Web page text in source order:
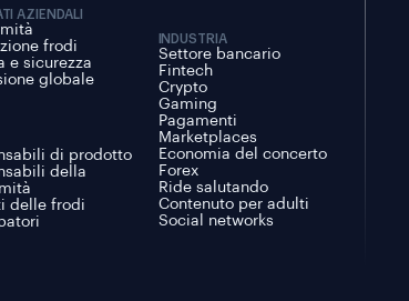
AZIENDALI
frodi
e sicurezza
globale
di prodotto
della
delle frodi
INDUSTRIA
Settore bancario
Fintech
Crypto
Gaming
Pagamenti
Marketplaces
Economia del concerto
Forex
Ride salutando
Contenuto per adulti
Social networks